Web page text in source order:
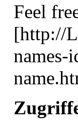
Feel
[http://
names-